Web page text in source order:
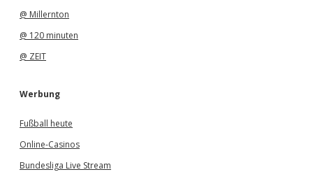
@ Millernton
@ 120 minuten
@ ZEIT
Werbung
Fußball heute
Online-Casinos
Bundesliga Live Stream